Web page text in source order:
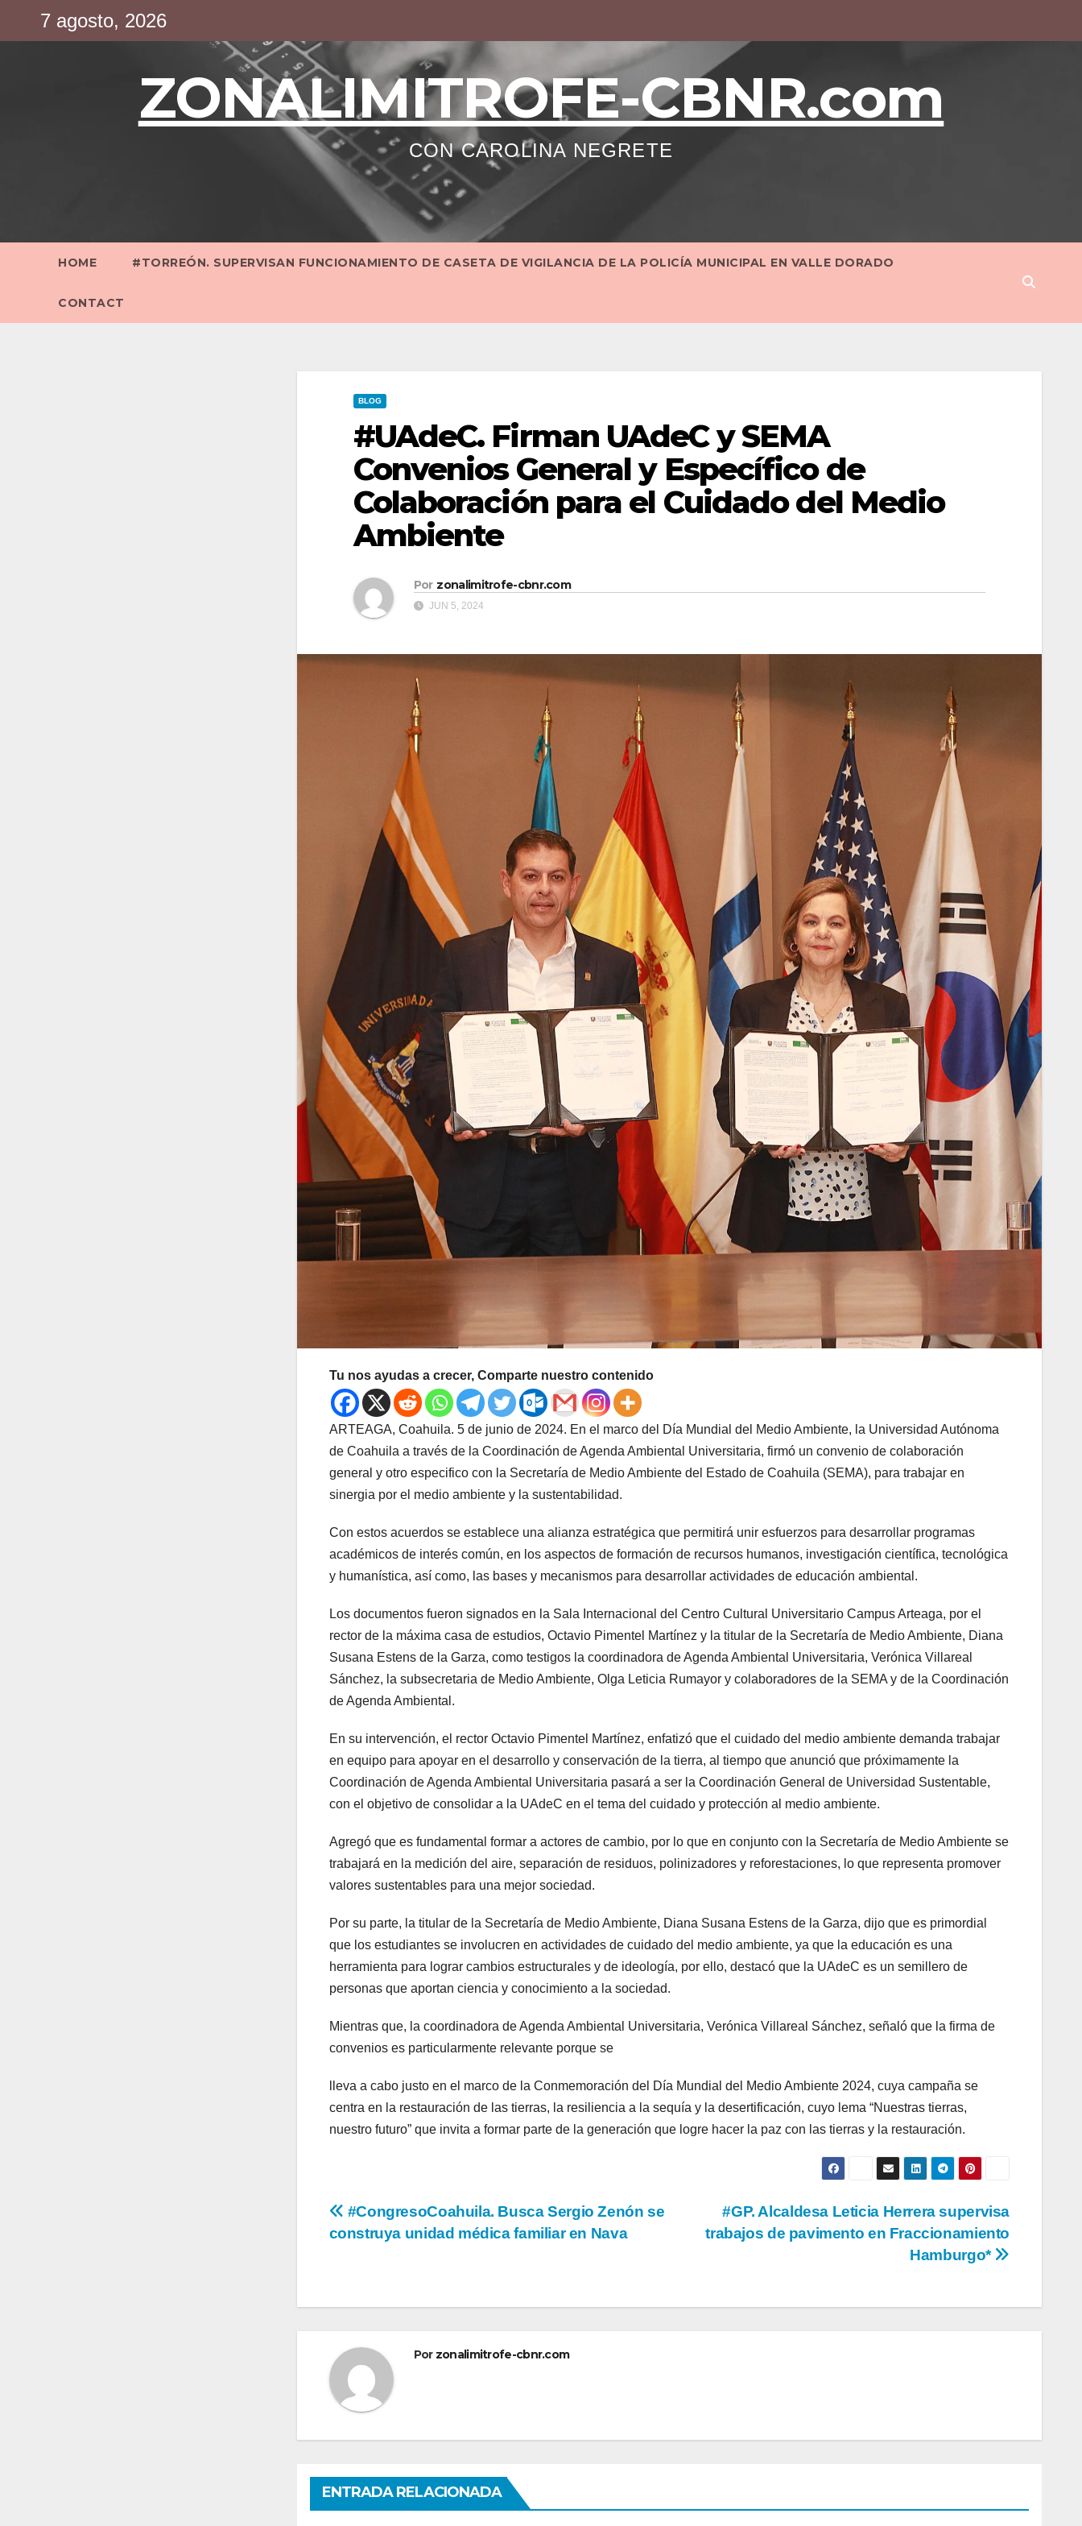
7 agosto, 2026
ZONALIMITROFE-CBNR.com
CON CAROLINA NEGRETE
HOME #TORREÓN. SUPERVISAN FUNCIONAMIENTO DE CASETA DE VIGILANCIA DE LA POLICÍA MUNICIPAL EN VALLE DORADO
CONTACT
BLOG
#UAdeC. Firman UAdeC y SEMA
Convenios General y Específico de
Colaboración para el Cuidado del Medio
Ambiente
Por zonalimitrofe-cbnr.com
JUN 5, 2024
Tu nos ayudas a crecer, Comparte nuestro contenido
ARTEAGA, Coahuila. 5 de junio de 2024. En el marco del Día Mundial del Medio Ambiente, la Universidad Autónoma
de Coahuila a través de la Coordinación de Agenda Ambiental Universitaria, firmó un convenio de colaboración
general y otro especifico con la Secretaría de Medio Ambiente del Estado de Coahuila (SEMA), para trabajar en
sinergia por el medio ambiente y la sustentabilidad.
Con estos acuerdos se establece una alianza estratégica que permitirá unir esfuerzos para desarrollar programas
académicos de interés común, en los aspectos de formación de recursos humanos, investigación científica, tecnológica
y humanística, así como, las bases y mecanismos para desarrollar actividades de educación ambiental.
Los documentos fueron signados en la Sala Internacional del Centro Cultural Universitario Campus Arteaga, por el
rector de la máxima casa de estudios, Octavio Pimentel Martínez y la titular de la Secretaría de Medio Ambiente, Diana
Susana Estens de la Garza, como testigos la coordinadora de Agenda Ambiental Universitaria, Verónica Villareal
Sánchez, la subsecretaria de Medio Ambiente, Olga Leticia Rumayor y colaboradores de la SEMA y de la Coordinación
de Agenda Ambiental.
En su intervención, el rector Octavio Pimentel Martínez, enfatizó que el cuidado del medio ambiente demanda trabajar
en equipo para apoyar en el desarrollo y conservación de la tierra, al tiempo que anunció que próximamente la
Coordinación de Agenda Ambiental Universitaria pasará a ser la Coordinación General de Universidad Sustentable,
con el objetivo de consolidar a la UAdeC en el tema del cuidado y protección al medio ambiente.
Agregó que es fundamental formar a actores de cambio, por lo que en conjunto con la Secretaría de Medio Ambiente se
trabajará en la medición del aire, separación de residuos, polinizadores y reforestaciones, lo que representa promover
valores sustentables para una mejor sociedad.
Por su parte, la titular de la Secretaría de Medio Ambiente, Diana Susana Estens de la Garza, dijo que es primordial
que los estudiantes se involucren en actividades de cuidado del medio ambiente, ya que la educación es una
herramienta para lograr cambios estructurales y de ideología, por ello, destacó que la UAdeC es un semillero de
personas que aportan ciencia y conocimiento a la sociedad.
Mientras que, la coordinadora de Agenda Ambiental Universitaria, Verónica Villareal Sánchez, señaló que la firma de
convenios es particularmente relevante porque se
lleva a cabo justo en el marco de la Conmemoración del Día Mundial del Medio Ambiente 2024, cuya campaña se
centra en la restauración de las tierras, la resiliencia a la sequía y la desertificación, cuyo lema “Nuestras tierras,
nuestro futuro” que invita a formar parte de la generación que logre hacer la paz con las tierras y la restauración.
Navegación
#GP. Alcaldesa Leticia Herrera supervisa
trabajos de pavimento en Fraccionamiento
Hamburgo*
#CongresoCoahuila. Busca Sergio Zenón se
construya unidad médica familiar en Nava
Por zonalimitrofe-cbnr.com
ENTRADA RELACIONADA